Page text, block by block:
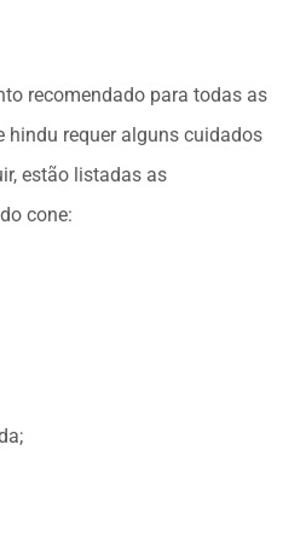
recomendado para todas as
hindu requer alguns cuidados
estão listadas as
cone: